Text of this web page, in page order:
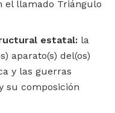
el llamado Triángulo
estatal: la
aparato(s) del(os)
y las guerras
su composición